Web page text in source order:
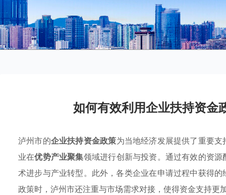
如何有效利用企业扶持资金
泸州市的企业扶持资金政策为当地经济发展提供了重要
业在优势产业聚集领域进行创新与投资。通过有效的资
术进步与产业转型。此外，各类企业在申请过程中获得
政策时，泸州市还注重与市场需求对接，使得资金支持更